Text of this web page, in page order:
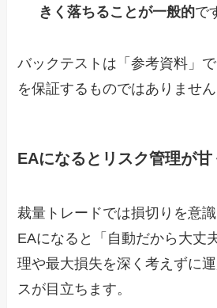
きく落ちることが一般的で
バックテストは「参考資料」
を保証するものではありません
EAになるとリスク管理が甘
裁量トレードでは損切りを意
EAになると「自動だから大丈
理や最大損失を深く考えずに
スが目立ちます。